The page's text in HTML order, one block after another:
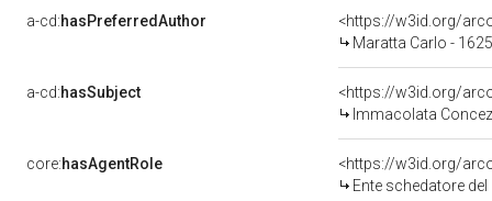
a-cd:hasPreferredAuthor
<https://w3id.org/
Maratta Carlo -
a-cd:hasSubject
<https://w3id.org/
Immacolata
core:hasAgentRole
<https://w3id.org/
Ente schedatore